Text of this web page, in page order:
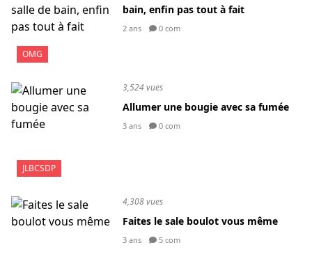
OMG
bain, enfin pas tout à fait
2 ans 0 com
JLBCSDP
3,524 vues
Allumer une bougie avec sa fumée
3 ans 0 com
4,308 vues
Faites le sale boulot vous même
3 ans 5 com